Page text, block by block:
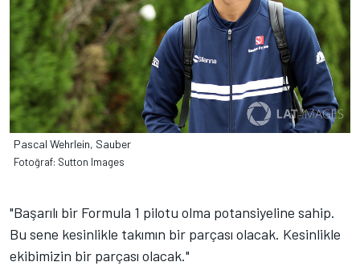
Pascal Wehrlein, Sauber
Fotoğraf: Sutton Images
"Başarılı bir Formula 1 pilotu olma potansiyeline sahip.
Bu sene kesinlikle takımın bir parçası olacak. Kesinlikle
ekibimizin bir parçası olacak."